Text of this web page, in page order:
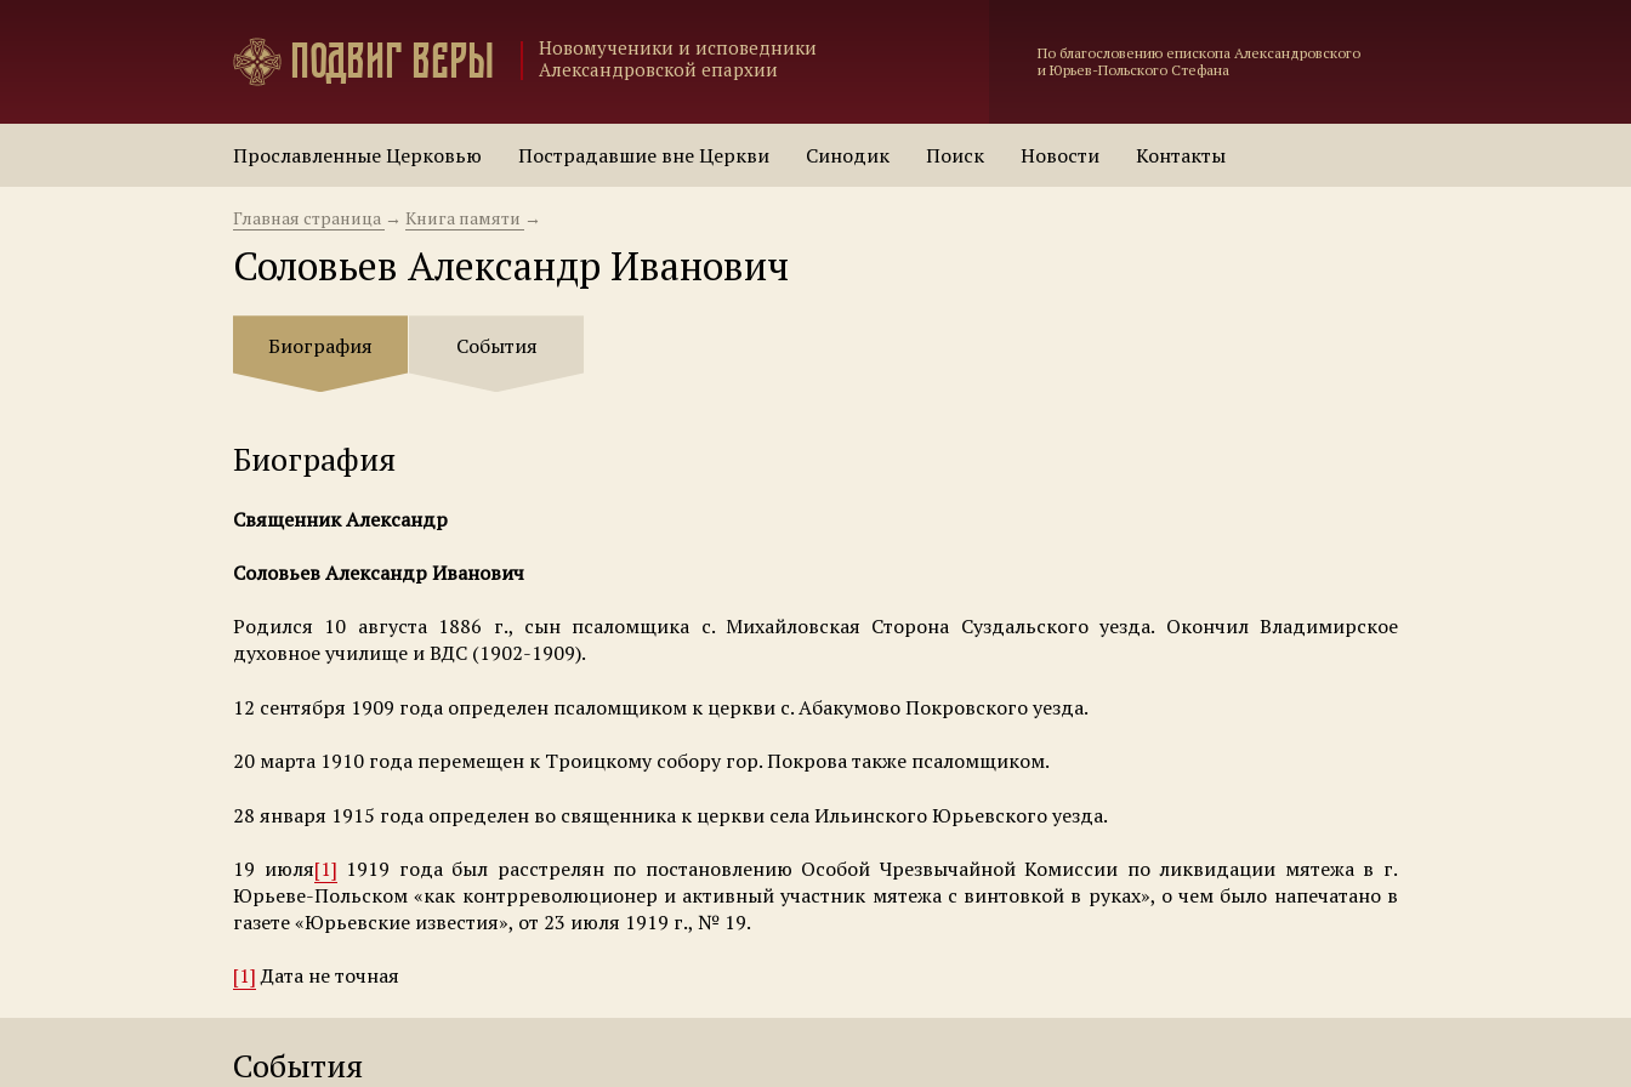
Подвиг веры
Новомученики и исповедники
Александровской епархии
По благословению епископа Александровского
и Юрьев-Польского Стефана
Прославленные Церковью Пострадавшие вне Церкви Синодик Поиск Новости Контакты
Главная страница → Книга памяти →
Соловьев Александр Иванович
Биография События
Биография
Священник Александр
Соловьев Александр Иванович
Родился 10 августа 1886 г., сын псаломщика с. Михайловская Сторона Суздальского уезда. Окончил Владимирское
духовное училище и ВДС (1902-1909).
12 сентября 1909 года определен псаломщиком к церкви с. Абакумово Покровского уезда.
20 марта 1910 года перемещен к Троицкому собору гор. Покрова также псаломщиком.
28 января 1915 года определен во священника к церкви села Ильинского Юрьевского уезда.
19 июля[1] 1919 года был расстрелян по постановлению Особой Чрезвычайной Комиссии по ликвидации мятежа в г.
Юрьеве-Польском «как контрреволюционер и активный участник мятежа с винтовкой в руках», о чем было напечатано в
газете «Юрьевские известия», от 23 июля 1919 г., № 19.
[1]Дата не точная
События